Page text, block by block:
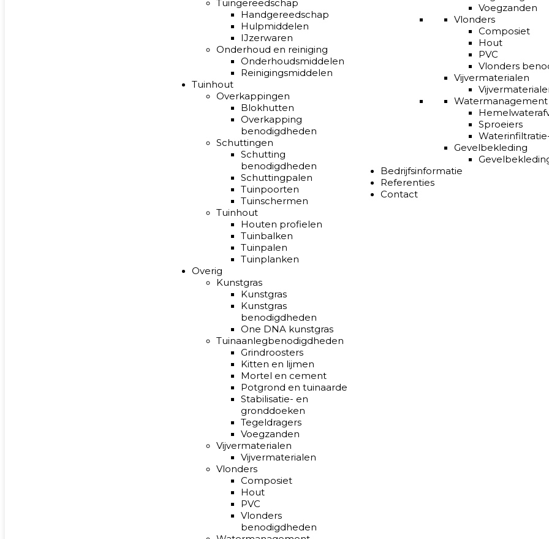
Tuingereedschap
Handgereedschap
Hulpmiddelen
IJzerwaren
Onderhoud en reiniging
Onderhoudsmiddelen
Reinigingsmiddelen
Tuinhout
Overkappingen
Blokhutten
Overkapping
benodigdheden
Schuttingen
Schutting
benodigdheden
Schuttingpalen
Tuinpoorten
Tuinschermen
Tuinhout
Houten profielen
Tuinbalken
Tuinpalen
Tuinplanken
Overig
Kunstgras
Kunstgras
Kunstgras
benodigdheden
One DNA kunstgras
Tuinaanlegbenodigdheden
Grindroosters
Kitten en lijmen
Mortel en cement
Potgrond en tuinaarde
Stabilisatie- en
gronddoeken
Tegeldragers
Voegzanden
Vijvermaterialen
Vijvermaterialen
Vlonders
Composiet
Hout
PVC
Vlonders
benodigdheden
Voegzanden
Vlonders
Composiet
Hout
PVC
Vlonders
Vijvermaterialen
Watermanagement
Sproeiers
Gevelbekleding
Bedrijfsinformatie
Referenties
Contact